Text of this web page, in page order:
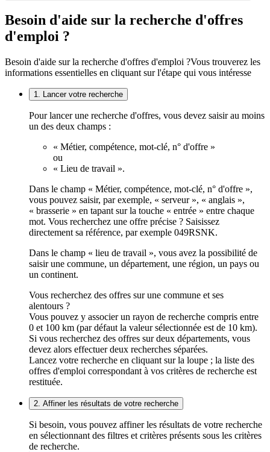
Besoin d'aide sur la recherche d'offres
d'emploi ?
Besoin d'aide sur la recherche d'offres d'emploi ?Vous trouverez les
informations essentielles en cliquant sur l'étape qui vous intéresse
1. Lancer votre recherche
Pour lancer une recherche d'offres, vous devez saisir au moins
un des deux champs :
« Métier, compétence, mot-clé, n° d'offre »
ou
« Lieu de travail ».
Dans le champ « Métier, compétence, mot-clé, n° d'offre »,
vous pouvez saisir, par exemple, « serveur », « anglais »,
« brasserie » en tapant sur la touche « entrée » entre chaque
mot. Vous recherchez une offre précise ? Saisissez
directement sa référence, par exemple 049RSNK.
Dans le champ « lieu de travail », vous avez la possibilité de
saisir une commune, un département, une région, un pays ou
un continent.
Vous recherchez des offres sur une commune et ses
alentours ?
Vous pouvez y associer un rayon de recherche compris entre
0 et 100 km (par défaut la valeur sélectionnée est de 10 km).
Si vous recherchez des offres sur deux départements, vous
devez alors effectuer deux recherches séparées.
Lancez votre recherche en cliquant sur la loupe ; la liste des
offres d'emploi correspondant à vos critères de recherche est
restituée.
2. Affiner les résultats de votre recherche
Si besoin, vous pouvez affiner les résultats de votre recherche
en sélectionnant des filtres et critères présents sous les critères
de recherche.